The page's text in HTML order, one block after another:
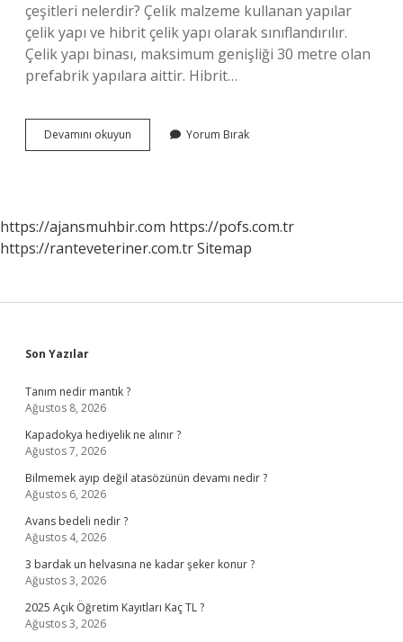
çeşitleri nelerdir? Çelik malzeme kullanan yapılar
çelik yapı ve hibrit çelik yapı olarak sınıflandırılır.
Çelik yapı binası, maksimum genişliği 30 metre olan
prefabrik yapılara aittir. Hibrit…
Devamını okuyun Konstrüksiyon
Çeşitleri
Yorum Bırak
https://ajansmuhbir.com https://pofs.com.tr
https://ranteveteriner.com.trSitemap
Sidebar
Son Yazılar
Tanım nedir mantık ?
Ağustos 8, 2026
Kapadokya hediyelik ne alınır ?
Ağustos 7, 2026
Bilmemek ayıp değil atasözünün devamı nedir ?
Ağustos 6, 2026
Avans bedeli nedir ?
Ağustos 4, 2026
3 bardak un helvasına ne kadar şeker konur ?
Ağustos 3, 2026
2025 Açık Öğretim Kayıtları Kaç TL ?
Ağustos 3, 2026